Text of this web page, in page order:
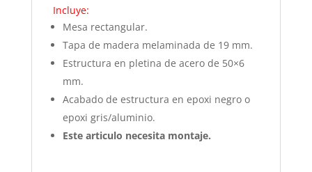
Incluye:
Mesa rectangular.
Tapa de madera melaminada de 19 mm.
Estructura en pletina de acero de 50×6
mm.
Acabado de estructura en epoxi negro o
epoxi gris/aluminio.
Este articulo necesita montaje.